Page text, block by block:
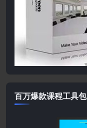
百万爆款课程工具包